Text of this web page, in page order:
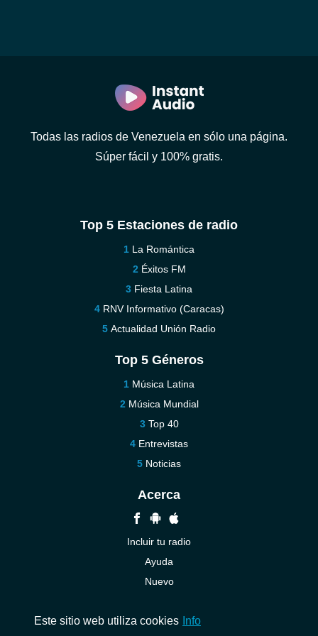
Todas las radios de Venezuela en sólo una página.
Súper fácil y 100% gratis.
Top 5 Estaciones de radio
La Romántica
Éxitos FM
Fiesta Latina
RNV Informativo (Caracas)
Actualidad Unión Radio
Top 5 Géneros
Música Latina
Música Mundial
Top 40
Entrevistas
Noticias
Acerca
Incluir tu radio
Ayuda
Nuevo
Este sitio web utiliza cookies Info